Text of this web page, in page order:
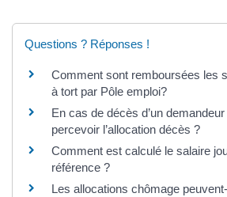
Questions ? Réponses !
Comment sont remboursées les
à tort par Pôle emploi?
En cas de décès d’un demandeur
percevoir l’allocation décès ?
Comment est calculé le salaire
référence ?
Les allocations chômage